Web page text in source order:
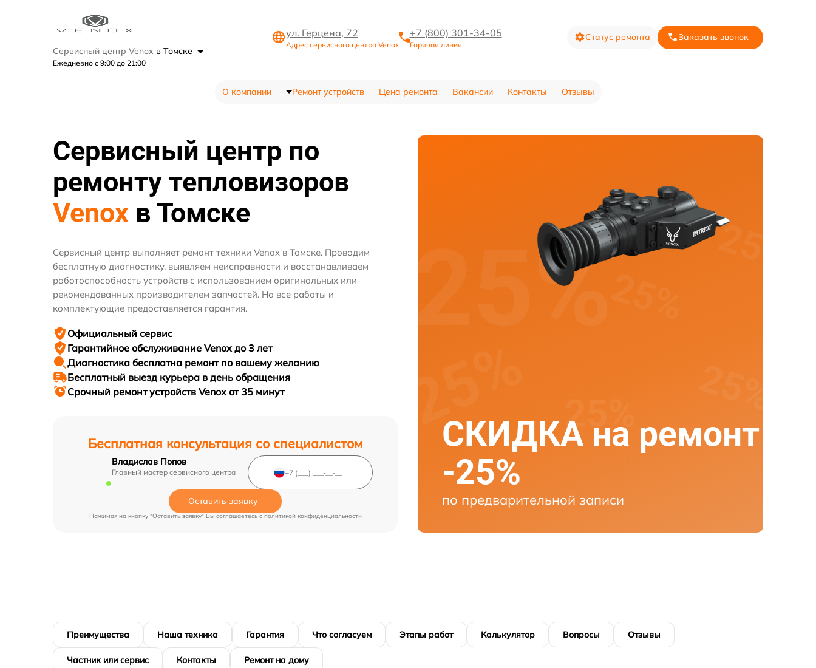
Сервисный центр Venox в Томске
Ежедневно с 9:00 до 21:00
ул. Герцена, 72
Адрес сервисного центра Venox
+7 (800) 301-34-05
Горячая линия
Статус ремонта Заказать звонок
О компании Ремонт устройств Цена ремонта Вакансии Контакты Отзывы
Сервисный центр по
ремонту тепловизоров
Venox в Томске
Бесплатная консультация со специалистом
Владислав Попов
Главный мастер сервисного центра
Оставить заявку
Нажимая на кнопку "Оставить заявку" Вы соглашаетесь cполитикой конфиденциальности
Сервисный центр выполняет ремонт техники Venox в Томске. Проводим
бесплатную диагностику, выявляем неисправности и восстанавливаем
работоспособность устройств с использованием оригинальных или
рекомендованных производителем запчастей. На все работы и
комплектующие предоставляется гарантия.
Официальный сервис
Гарантийное обслуживание Venox до 3 лет
Диагностика бесплатна ремонт по вашему желанию
Бесплатный выезд курьера в день обращения
Срочный ремонтустройств Venox от 35 минут
СКИДКА на ремонт
-25%
по предварительной записи
Преимущества Наша техника Гарантия Что согласуем Этапы работ Калькулятор Вопросы Отзывы
Частник или сервис Контакты Ремонт на дому